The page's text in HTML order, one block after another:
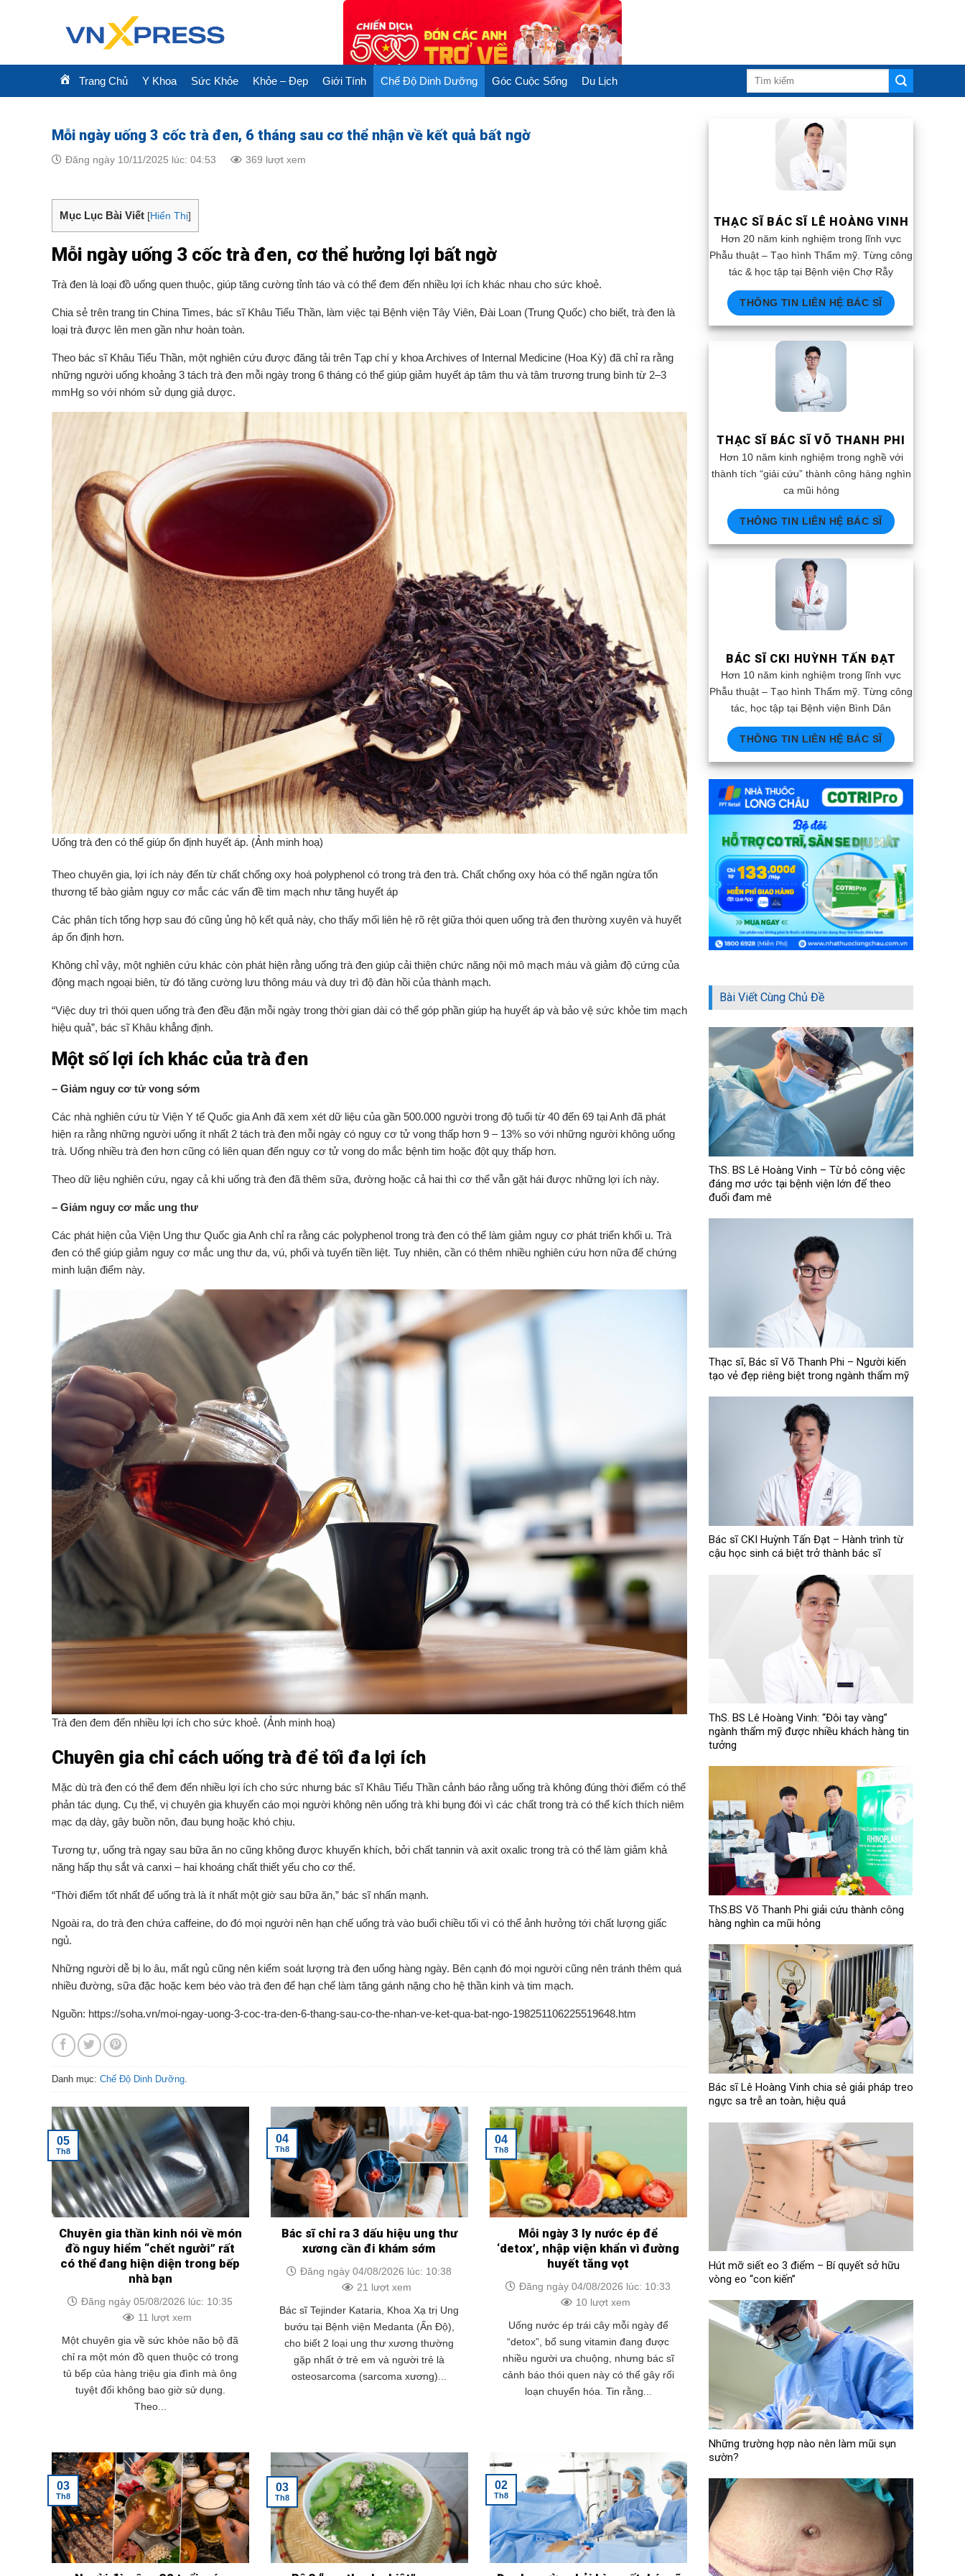
Trang Chủ Y Khoa Sức Khỏe Khỏe – Đẹp Giới Tính Chế Độ Dinh Dưỡng Góc Cuộc Sống Du Lịch
Mỗi ngày uống 3 cốc trà đen, 6 tháng sau cơ thể nhận về kết quả bất ngờ
Đăng ngày 10/11/2025 lúc: 04:53 369 lượt xem
Mục Lục Bài Viết [Hiển Thị]
Mỗi ngày uống 3 cốc trà đen, cơ thể hưởng lợi bất ngờ
Trà đen là loại đồ uống quen thuộc, giúp tăng cường tỉnh táo và có thể đem đến nhiều lợi ích khác nhau cho sức khoẻ.
Chia sẻ trên trang tin China Times, bác sĩ Khâu Tiểu Thần, làm việc tại Bệnh viện Tây Viên, Đài Loan (Trung Quốc) cho biết, trà đen là
loại trà được lên men gần như hoàn toàn.
Theo bác sĩ Khâu Tiểu Thần, một nghiên cứu được đăng tải trên Tạp chí y khoa Archives of Internal Medicine (Hoa Kỳ) đã chỉ ra rằng
những người uống khoảng 3 tách trà đen mỗi ngày trong 6 tháng có thể giúp giảm huyết áp tâm thu và tâm trương trung bình từ 2–3
mmHg so với nhóm sử dụng giả dược.
Uống trà đen có thể giúp ổn định huyết áp. (Ảnh minh hoạ)
Theo chuyên gia, lợi ích này đến từ chất chống oxy hoá polyphenol có trong trà đen trà. Chất chống oxy hóa có thể ngăn ngừa tổn
thương tế bào giảm nguy cơ mắc các vấn đề tim mạch như tăng huyết áp
Các phân tích tổng hợp sau đó cũng ủng hộ kết quả này, cho thấy mối liên hệ rõ rệt giữa thói quen uống trà đen thường xuyên và huyết
áp ổn định hơn.
Không chỉ vậy, một nghiên cứu khác còn phát hiện rằng uống trà đen giúp cải thiện chức năng nội mô mạch máu và giảm độ cứng của
động mạch ngoại biên, từ đó tăng cường lưu thông máu và duy trì độ đàn hồi của thành mạch.
“Việc duy trì thói quen uống trà đen đều đặn mỗi ngày trong thời gian dài có thể góp phần giúp hạ huyết áp và bảo vệ sức khỏe tim mạch
hiệu quả”, bác sĩ Khâu khẳng định.
Một số lợi ích khác của trà đen
– Giảm nguy cơ tử vong sớm
Các nhà nghiên cứu từ Viện Y tế Quốc gia Anh đã xem xét dữ liệu của gần 500.000 người trong độ tuổi từ 40 đến 69 tại Anh đã phát
hiện ra rằng những người uống ít nhất 2 tách trà đen mỗi ngày có nguy cơ tử vong thấp hơn 9 – 13% so với những người không uống
trà. Uống nhiều trà đen hơn cũng có liên quan đến nguy cơ tử vong do mắc bệnh tim hoặc đột quỵ thấp hơn.
Theo dữ liệu nghiên cứu, ngay cả khi uống trà đen đã thêm sữa, đường hoặc cả hai thì cơ thể vẫn gặt hái được những lợi ích này.
– Giảm nguy cơ mắc ung thư
Các phát hiện của Viện Ung thư Quốc gia Anh chỉ ra rằng các polyphenol trong trà đen có thể làm giảm nguy cơ phát triển khối u. Trà
đen có thể giúp giảm nguy cơ mắc ung thư da, vú, phổi và tuyến tiền liệt. Tuy nhiên, cần có thêm nhiều nghiên cứu hơn nữa để chứng
minh luận điểm này.
Trà đen đem đến nhiều lợi ích cho sức khoẻ. (Ảnh minh hoạ)
Chuyên gia chỉ cách uống trà để tối đa lợi ích
Mặc dù trà đen có thể đem đến nhiều lợi ích cho sức nhưng bác sĩ Khâu Tiểu Thần cảnh báo rằng uống trà không đúng thời điểm có thể
phản tác dụng. Cụ thể, vị chuyên gia khuyến cáo mọi người không nên uống trà khi bụng đói vì các chất trong trà có thể kích thích niêm
mạc dạ dày, gây buồn nôn, đau bụng hoặc khó chịu.
Tương tự, uống trà ngay sau bữa ăn no cũng không được khuyến khích, bởi chất tannin và axit oxalic trong trà có thể làm giảm khả
năng hấp thụ sắt và canxi – hai khoáng chất thiết yếu cho cơ thể.
“Thời điểm tốt nhất để uống trà là ít nhất một giờ sau bữa ăn,” bác sĩ nhấn mạnh.
Ngoài ra, do trà đen chứa caffeine, do đó mọi người nên hạn chế uống trà vào buổi chiều tối vì có thể ảnh hưởng tới chất lượng giấc
ngủ.
Những người dễ bị lo âu, mất ngủ cũng nên kiểm soát lượng trà đen uống hàng ngày. Bên cạnh đó mọi người cũng nên tránh thêm quá
nhiều đường, sữa đặc hoặc kem béo vào trà đen để hạn chế làm tăng gánh nặng cho hệ thần kinh và tim mạch.
Nguồn: https://soha.vn/moi-ngay-uong-3-coc-tra-den-6-thang-sau-co-the-nhan-ve-ket-qua-bat-ngo-198251106225519648.htm
Danh mục: Chế Độ Dinh Dưỡng
Chuyên gia thần kinh nói về món
đồ nguy hiểm “chết người” rất
có thể đang hiện diện trong bếp
nhà bạn
Đăng ngày 05/08/2026 lúc: 10:35
11 lượt xem
Một chuyên gia về sức khỏe não bộ đã
chỉ ra một món đồ quen thuộc có trong
tủ bếp của hàng triệu gia đình mà ông
tuyệt đối không bao giờ sử dụng.
Theo...
05
Th8
Bác sĩ chỉ ra 3 dấu hiệu ung thư
xương cần đi khám sớm
Đăng ngày 04/08/2026 lúc: 10:38
21 lượt xem
Bác sĩ Tejinder Kataria, Khoa Xạ trị Ung
bướu tại Bệnh viện Medanta (Ấn Độ),
cho biết 2 loại ung thư xương thường
gặp nhất ở trẻ em và người trẻ là
osteosarcoma (sarcoma xương)...
04
Th8
Mỗi ngày 3 ly nước ép để
‘detox’, nhập viện khẩn vì đường
huyết tăng vọt
Đăng ngày 04/08/2026 lúc: 10:33
10 lượt xem
Uống nước ép trái cây mỗi ngày để
“detox”, bổ sung vitamin đang được
nhiều người ưa chuộng, nhưng bác sĩ
cảnh báo thói quen này có thể gây rối
loạn chuyển hóa. Tin rằng...
04
Th8
03
Th8
03
Th8
02
Th8
THẠC SĨ BÁC SĨ LÊ HOÀNG VINH
Hơn 20 năm kinh nghiệm trong lĩnh vực
Phẫu thuật – Tạo hình Thẩm mỹ. Từng công
tác & học tập tại Bệnh viện Chợ Rẫy
THÔNG TIN LIÊN HỆ BÁC SĨ
THẠC SĨ BÁC SĨ VÕ THANH PHI
Hơn 10 năm kinh nghiệm trong nghề với
thành tích “giải cứu” thành công hàng nghìn
ca mũi hỏng
THÔNG TIN LIÊN HỆ BÁC SĨ
BÁC SĨ CKI HUỲNH TẤN ĐẠT
Hơn 10 năm kinh nghiệm trong lĩnh vực
Phẫu thuật – Tạo hình Thẩm mỹ. Từng công
tác, học tập tại Bệnh viện Bình Dân
THÔNG TIN LIÊN HỆ BÁC SĨ
Bài Viết Cùng Chủ Đề
ThS. BS Lê Hoàng Vinh – Từ bỏ công việc
đáng mơ ước tại bệnh viện lớn để theo
đuổi đam mê
Thạc sĩ, Bác sĩ Võ Thanh Phi – Người kiến
tạo vẻ đẹp riêng biệt trong ngành thẩm mỹ
Bác sĩ CKI Huỳnh Tấn Đạt – Hành trình từ
cậu học sinh cá biệt trở thành bác sĩ
ThS. BS Lê Hoàng Vinh: “Đôi tay vàng”
ngành thẩm mỹ được nhiều khách hàng tin
tưởng
ThS.BS Võ Thanh Phi giải cứu thành công
hàng nghìn ca mũi hỏng
Bác sĩ Lê Hoàng Vinh chia sẻ giải pháp treo
ngực sa trễ an toàn, hiệu quả
Hút mỡ siết eo 3 điểm – Bí quyết sở hữu
vòng eo “con kiến”
Những trường hợp nào nên làm mũi sụn
sườn?